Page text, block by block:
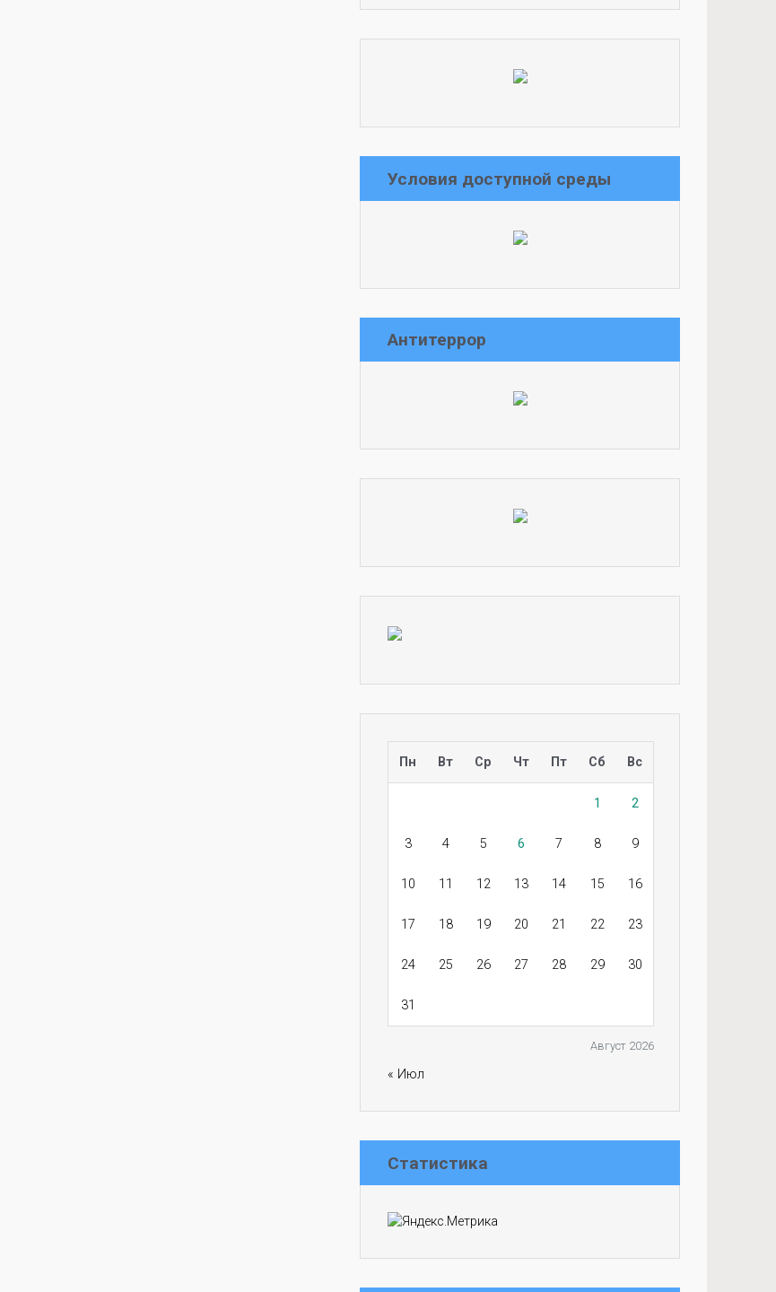
Условия доступной среды
Антитеррор
Август 2026
Пн Вт Ср Чт Пт Сб Вс
1 2
3 4 5 6 7 8 9
10 11 12 13 14 15 16
17 18 19 20 21 22 23
24 25 26 27 28 29 30
31
« Июл
Статистика